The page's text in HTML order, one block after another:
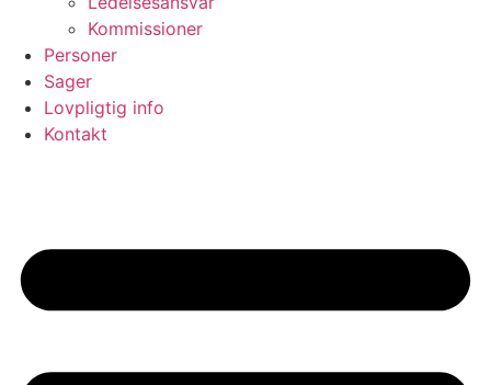
Kommissioner
Personer
Sager
Lovpligtig info
Kontakt